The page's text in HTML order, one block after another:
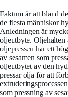
Faktum är att bland
de flesta människor
Anledningen är
oljeutbyte. Oljehalten
oljepressen har ett
av sesamen som
oljeutbytet av den
pressar olja för att
som pressning av